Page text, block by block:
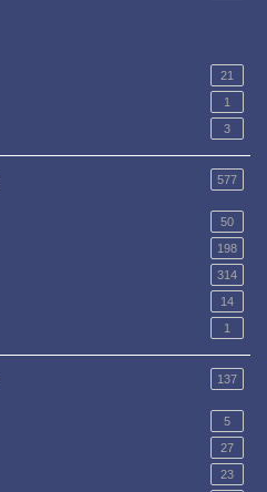
21
1
3
577
50
198
314
14
1
137
5
27
23